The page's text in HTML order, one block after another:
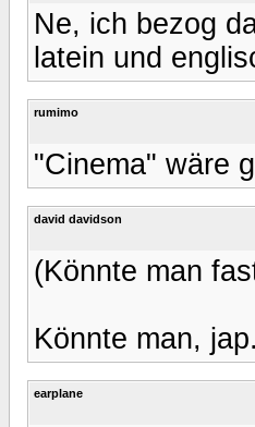
Ne, ich bezog
latein und
rumimo
"Cinema" wäre
david davidson
(Könnte man
Könnte man,
earplane